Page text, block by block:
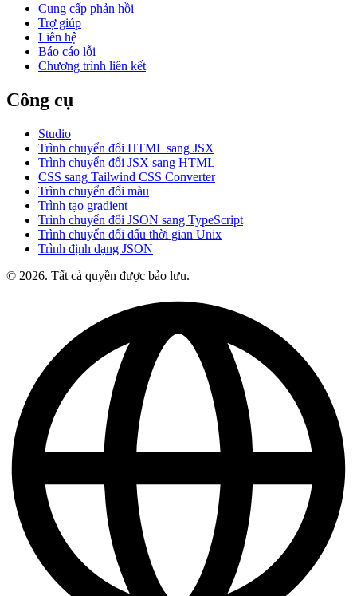
Cung cấp phản hồi
Trợ giúp
Liên hệ
Báo cáo lỗi
Chương trình liên kết
Công cụ
Studio
Trình chuyển đổi HTML sang JSX
Trình chuyển đổi JSX sang HTML
CSS sang Tailwind CSS Converter
Trình chuyển đổi màu
Trình tạo gradient
Trình chuyển đổi JSON sang TypeScript
Trình chuyển đổi dấu thời gian Unix
Trình định dạng JSON
© 2026. Tất cả quyền được bảo lưu.